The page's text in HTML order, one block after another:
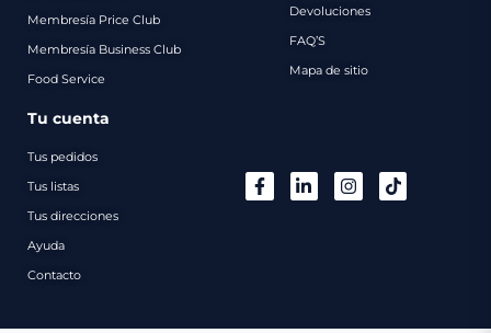
Membresía Price Club
Membresía Business Club
Food Service
Devoluciones
FAQ’S
Mapa de sitio
Tu cuenta
Tus pedidos
Tus listas
Tus direcciones
Ayuda
Contacto